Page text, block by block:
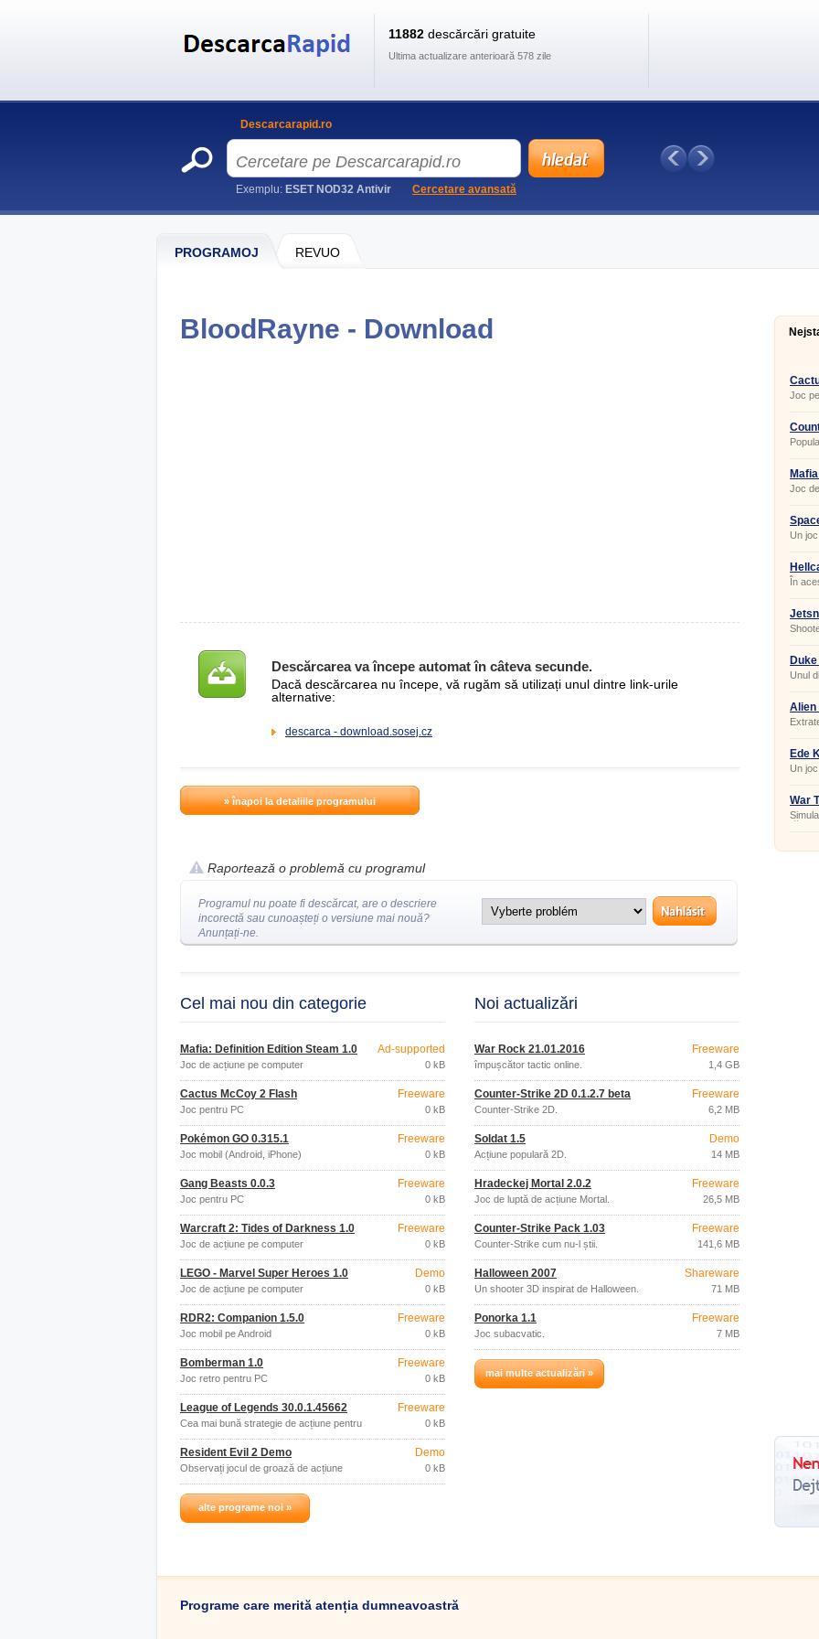
PROGRAMOJ REVUO
BloodRayne - Download
Descărcarea va începe automat în câteva secunde.
Dacă descărcarea nu începe, vă rugăm să utilizați unul dintre link-urile
alternative:
descarca - download.sosej.cz
» înapoi la detaliile programului
Raportează o problemă cu programul
Programul nu poate fi descărcat, are o descriere
incorectă sau cunoașteți o versiune mai nouă?
Anunțați-ne.
Cel mai nou din categorie
Mafia: Definition Edition Steam 1.0
Joc de acțiune pe computer
Ad-supported
0 kB
Cactus McCoy 2 Flash
Joc pentru PC
Freeware
0 kB
Pokémon GO 0.315.1
Joc mobil (Android, iPhone)
Freeware
0 kB
Gang Beasts 0.0.3
Joc pentru PC
Freeware
0 kB
Warcraft 2: Tides of Darkness 1.0
Joc de acțiune pe computer
Freeware
0 kB
LEGO - Marvel Super Heroes 1.0
Joc de acțiune pe computer
Demo
0 kB
RDR2: Companion 1.5.0
Joc mobil pe Android
Freeware
0 kB
Bomberman 1.0
Joc retro pentru PC
Freeware
0 kB
League of Legends 30.0.1.45662
Cea mai bună strategie de acțiune pentru
Freeware
0 kB
Resident Evil 2 Demo
Observați jocul de groază de acțiune
Resident Evil
Demo
0 kB
alte programe noi »
Noi actualizări
War Rock 21.01.2016
împușcător tactic online.
Freeware
1,4 GB
Counter-Strike 2D 0.1.2.7 beta
Counter-Strike 2D.
Freeware
6,2 MB
Soldat 1.5
Acțiune populară 2D.
Demo
14 MB
Hradeckej Mortal 2.0.2
Joc de luptă de acțiune Mortal.
Freeware
26,5 MB
Counter-Strike Pack 1.03
Counter-Strike cum nu-l știi.
Freeware
141,6 MB
Halloween 2007
Un shooter 3D inspirat de Halloween.
Shareware
71 MB
Ponorka 1.1
Joc subacvatic.
Freeware
7 MB
mai multe actualizări »
Joc
1.0
Joc
Un
În
Unul
Alien
Ede
Un
War
Programe care merită atenția dumneavoastră
11882 descărcări gratuite
Ultima actualizare anterioară 578 zile
Descarcarapid.ro
Exemplu: ESET NOD32 Antivir Cercetare avansată